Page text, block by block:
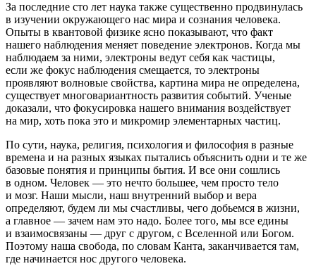
За последние сто лет наука также существенно продвинулась
в изучении окружающего нас мира и сознания человека.
Опыты в квантовой физике ясно показывают, что факт
нашего наблюдения меняет поведение электронов. Когда мы
наблюдаем за ними, электроны ведут себя как частицы,
если же фокус наблюдения смещается, то электроны
проявляют волновые свойства, картина мира не определена,
существует многовариантность развития событий. Ученые
доказали, что фокусировка нашего внимания воздействует
на мир, хоть пока это и микромир элементарных частиц.
По сути, наука, религия, психология и философия в разные
времена и на разных языках пытались объяснить одни и те же
базовые понятия и принципы бытия. И все они сошлись
в одном. Человек — это нечто большее, чем просто тело
и мозг. Наши мысли, наш внутренний выбор и вера
определяют, будем ли мы счастливы, чего добьемся в жизни,
а главное — зачем нам это надо. Более того, мы все едины
и взаимосвязаны — друг с другом, с Вселенной или Богом.
Поэтому наша свобода, по словам Канта, заканчивается там,
где начинается нос другого человека.